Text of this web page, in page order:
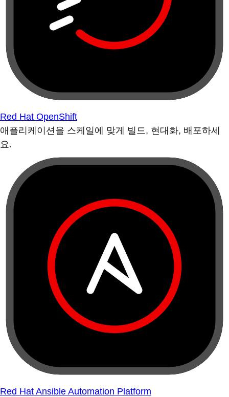
Red Hat OpenShift
애플리케이션을 스케일에 맞게 빌드, 현대화, 배포하세
요.
Red Hat Ansible Automation Platform